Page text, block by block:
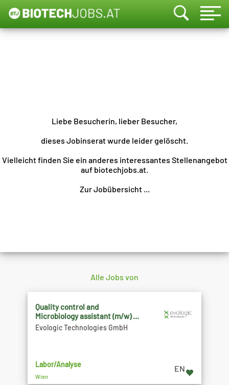
Liebe Besucherin, lieber Besucher,
dieses Jobinserat wurde leider gelöscht.
Vielleicht finden Sie ein anderes interessantes Stellenangebot
auf biotechjobs.at.
Zur Jobübersicht ...
Alle Jobs von
Quality control and
Microbiology assistant (m/w) ...
Evologic Technologies GmbH
Labor/Analyse
Wien
EN